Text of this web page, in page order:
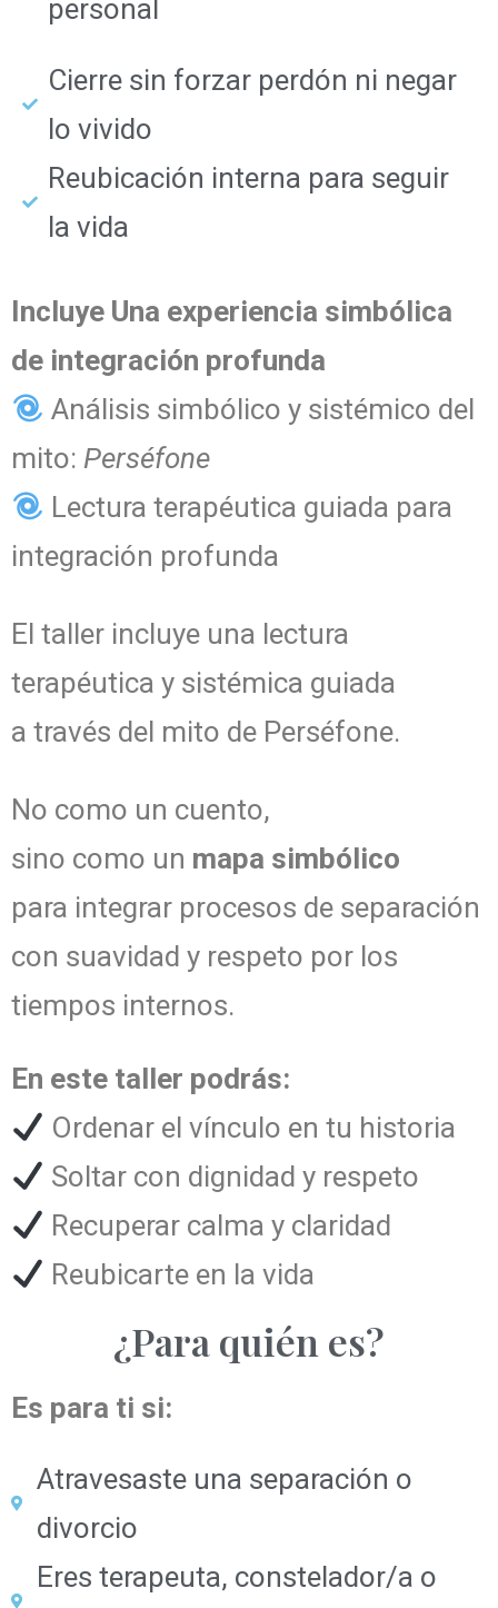
personal
Cierre sin forzar perdón ni negar
lo vivido
Reubicación interna para seguir
la vida
Incluye Una experiencia simbólica
de integración profunda
Análisis simbólico y sistémico del
mito: Perséfone
Lectura terapéutica guiada para
integración profunda
El taller incluye una lectura
terapéutica y sistémica guiada
a través del mito de Perséfone.
No como un cuento,
sino como un mapa simbólico
para integrar procesos de separación
con suavidad y respeto por los
tiempos internos.
En este taller podrás:
Ordenar el vínculo en tu historia
Soltar con dignidad y respeto
Recuperar calma y claridad
Reubicarte en la vida
¿Para quién es?
Es para ti si:
Atravesaste una separación o
divorcio
Eres terapeuta, constelador/a o